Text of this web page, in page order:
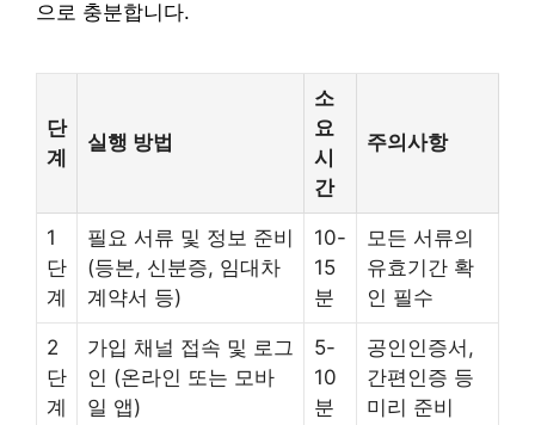
으로 충분합니다.
단
계
실행 방법
소
요
시
간
주의사항
1
단
계
필요 서류 및 정보 준비
(등본, 신분증, 임대차
계약서 등)
10-
15
분
모든 서류의
유효기간 확
인 필수
2
단
계
가입 채널 접속 및 로그
인 (온라인 또는 모바
일 앱)
5-
10
분
공인인증서,
간편인증 등
미리 준비